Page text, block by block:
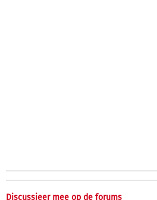
Discussieer mee op de forums